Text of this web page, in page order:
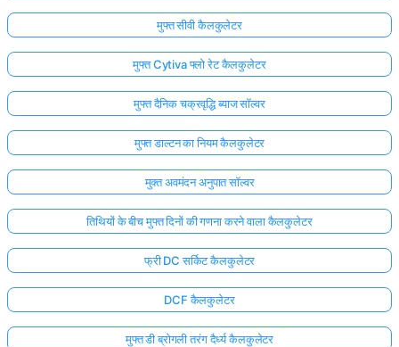
मुफ्त सीवी कैलकुलेटर
मुफ्त Cytiva फ्लो रेट कैलकुलेटर
मुफ्त दैनिक चक्रवृद्धि ब्याज सॉल्वर
मुफ्त डाल्टन का नियम कैलकुलेटर
मुक्त अवमंदन अनुपात सॉल्वर
तिथियों के बीच मुफ्त दिनों की गणना करने वाला कैलकुलेटर
फ्री DC सर्किट कैलकुलेटर
DCF कैलकुलेटर
मुफ्त डी ब्रोगली तरंग दैर्ध्य कैलकुलेटर